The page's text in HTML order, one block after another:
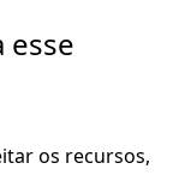
esse
os recursos,